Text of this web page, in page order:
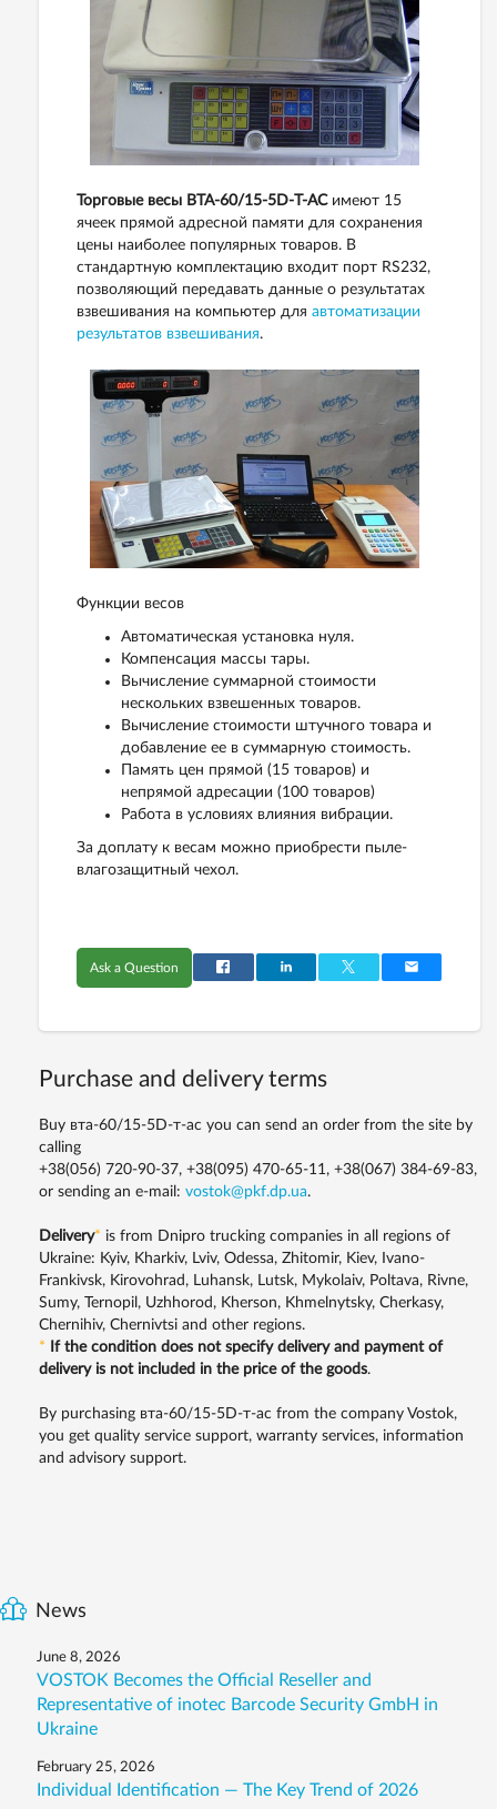
Торговые весы ВТА-60/15-5D-Т-АСимеют 15
ячеек прямой адресной памяти для сохранения
цены наиболее популярных товаров. В
стандартную комплектацию входит порт RS232,
позволяющий передавать данные о результатах
взвешивания на компьютер для автоматизации
результатов взвешивания.
Функции весов
Автоматическая установка нуля.
Компенсация массы тары.
Вычисление суммарной стоимости
нескольких взвешенных товаров.
Вычисление стоимости штучного товара и
добавление ее в суммарную стоимость.
Память цен прямой (15 товаров) и
непрямой адресации (100 товаров)
Работа в условиях влияния вибрации.
За доплату к весам можно приобрести пыле-
влагозащитный чехол.
Ask a Question
Purchase and delivery terms
Buy вта-60/15-5D-т-ас you can send an order from the site by
calling
+38(056) 720-90-37, +38(095) 470-65-11, +38(067) 384-69-83,
or sending an e-mail: vostok@pkf.dp.ua.
Delivery* is from Dnipro trucking companies in all regions of
Ukraine: Kyiv, Kharkiv, Lviv, Odessa, Zhitomir, Kiev, Ivano-
Frankivsk, Kirovohrad, Luhansk, Lutsk, Mykolaiv, Poltava, Rivne,
Sumy, Ternopil, Uzhhorod, Kherson, Khmelnytsky, Cherkasy,
Chernihiv, Chernivtsi and other regions.
*
If the condition does not specify delivery and payment of
delivery is not included in the price of the goods.
By purchasing вта-60/15-5D-т-ас from the company Vostok,
you get quality service support, warranty services, information
and advisory support.
News
June 8, 2026
VOSTOK Becomes the Official Reseller and
Representative of inotec Barcode Security GmbH in
Ukraine
February 25, 2026
Individual Identification — The Key Trend of 2026